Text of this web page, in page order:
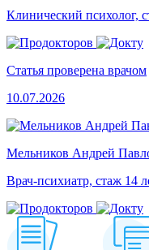
Клинический психолог,
Статья проверена врачом
10.07.2026
Мельников Андрей
Врач-психиатр, стаж 14